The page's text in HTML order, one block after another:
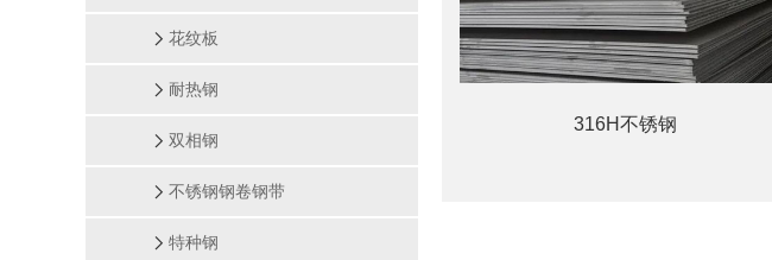
花纹板
耐热钢
双相钢
不锈钢钢卷钢带
特种钢
316H不锈钢